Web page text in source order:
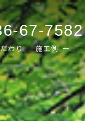
67-7582
わり 施工例